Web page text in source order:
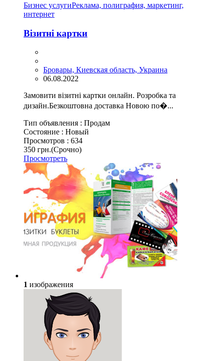
Бизнес услугиРеклама, полиграфия, маркетинг,
интернет
Візитні картки
Бровары, Киевская область, Украина
06.08.2022
Замовити візитні картки онлайн. Розробка та
дизайн.Безкоштовна доставка Новою по�...
Тип объявления : Продам
Состояние : Новый
Просмотров : 634
350 грн.(Срочно)
Просмотреть
1 изображения